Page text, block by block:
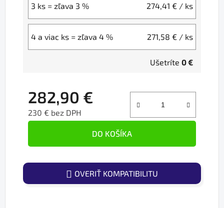
3 ks = zľava 3 % 274,41 € / ks
4 a viac ks = zľava 4 % 271,58 € / ks
Ušetríte 0 €
282,90 €
230 € bez DPH
DO KOŠÍKA
OVERIŤ KOMPATIBILITU